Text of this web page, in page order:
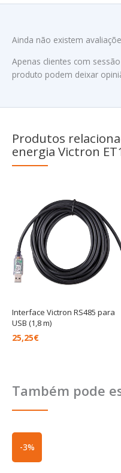
Ainda não existem
Apenas clientes com
produto podem deixar
Produtos
energia Victron
Interface Victron RS485 para
USB (1,8 m)
25,25€
Também pode
-3%